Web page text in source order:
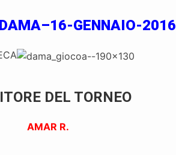
GENNAIO-2016
DEL TORNEO
AMAR R.